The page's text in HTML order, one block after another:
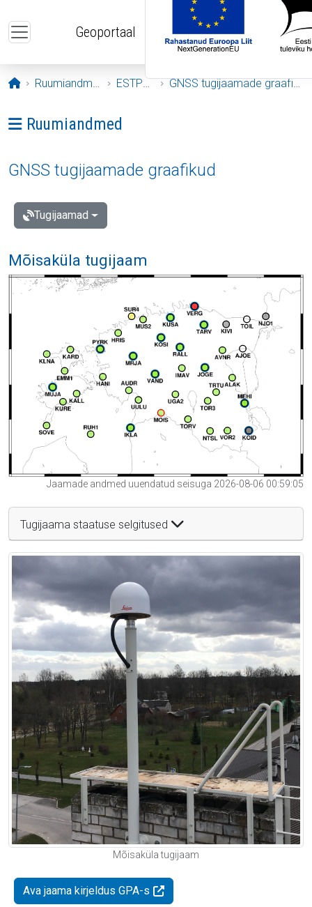
Geoportaal
Avaleht
Ruumiandmed ESTPOS GNSS tugijaamade graafikud
Ava menüü: Ruumiandmed
Ruumiandmed
GNSS tugijaamade graafikud
Tugijaamad
Mõisaküla tugijaam
Jaamade andmed uuendatud seisuga 2026-08-06 00:59:05
Tugijaama staatuse selgitused
Mõisaküla tugijaam
Ava jaama kirjeldus GPA-s